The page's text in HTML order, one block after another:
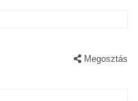
Megosztás